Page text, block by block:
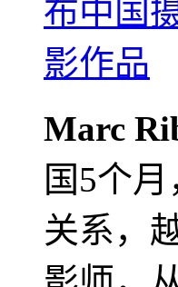
Marc
国5个
关系，